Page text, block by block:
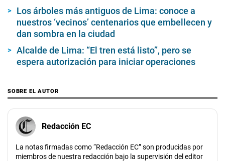
Los árboles más antiguos de Lima: conoce a
nuestros ‘vecinos’ centenarios que embellecen y
dan sombra en la ciudad
Alcalde de Lima: “El tren está listo”, pero se
espera autorización para iniciar operaciones
SOBRE EL AUTOR
Redacción EC
La notas firmadas como “Redacción EC” son producidas por
miembros de nuestra redacción bajo la supervisión del editor